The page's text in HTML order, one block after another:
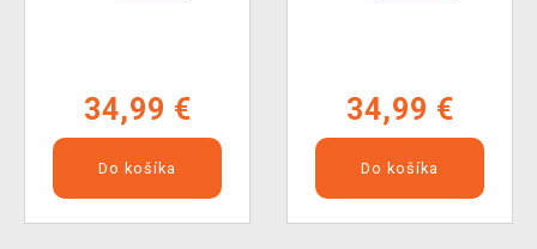
34,99 €
Do košíka
34,99 €
Do košíka